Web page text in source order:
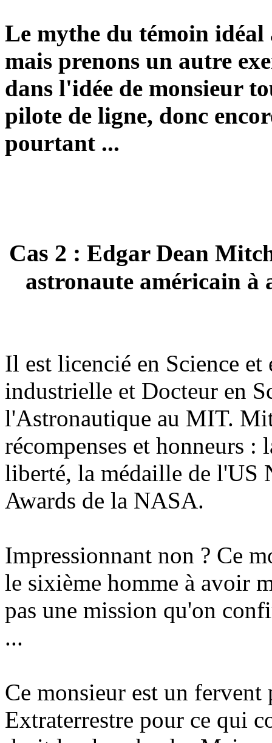
Le mythe du témoin
mais prenons un autre
dans l'idée de monsieur
pilote de ligne, donc
pourtant ...
Cas 2 : Edgar Dean
astronaute américain à
Il est licencié en Science et
industrielle et Docteur en
l'Astronautique au MIT.
récompenses et honneurs
liberté, la médaille de l'US
Awards de la NASA.
Impressionnant non ? Ce
le sixième homme à avoir
pas une mission qu'on
...
Ce monsieur est un
Extraterrestre pour ce qui